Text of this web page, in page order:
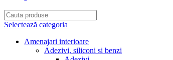
Selectează categoria
Amenajari interioare
Adezivi, siliconi si benzi